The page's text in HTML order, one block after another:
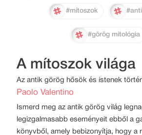
#mítoszok
#görög mitológia
A mítoszok világa
Az antik görög hősök és istenek
Paolo Valentino
Ismerd meg az antik görög világ
legizgalmasabb eseményeit ebből a
könyvből, amely bebizonyítja, hogy a